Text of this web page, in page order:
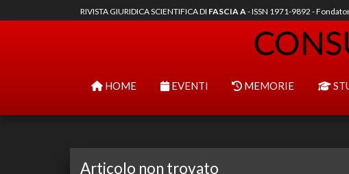
RIVISTA GIURIDICA SCIENTIFICA DI FASCIA A- ISSN 1971-9892 -
HOME EVENTI MEMORIE
Articolo non trovato